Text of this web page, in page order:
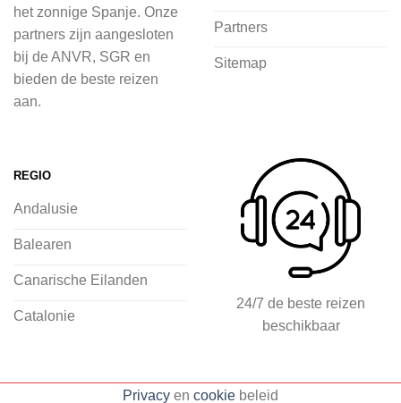
Bij 2Spanje.nl begint de voorpret al
voordat je het vliegtuig instapt, door
inspiratie op te doen over dit zonnige
vliegvakantie zoeken en boeken bij
2Spanje.nl, met een team dat altijd
klaarstaat om eventuele vragen te
beantwoorden en ervoor te zorgen dat
jij met een gerust hart op vakantie kunt
accommodaties: resorts, hotels en
het zonnige Spanje. Onze
partners zijn aangesloten
bij de ANVR, SGR en
bieden de beste reizen
aan.
Partners
Sitemap
REGIO
Andalusie
Balearen
Canarische Eilanden
Catalonie
24/7 de beste reizen
beschikbaar
Privacy en cookie beleid